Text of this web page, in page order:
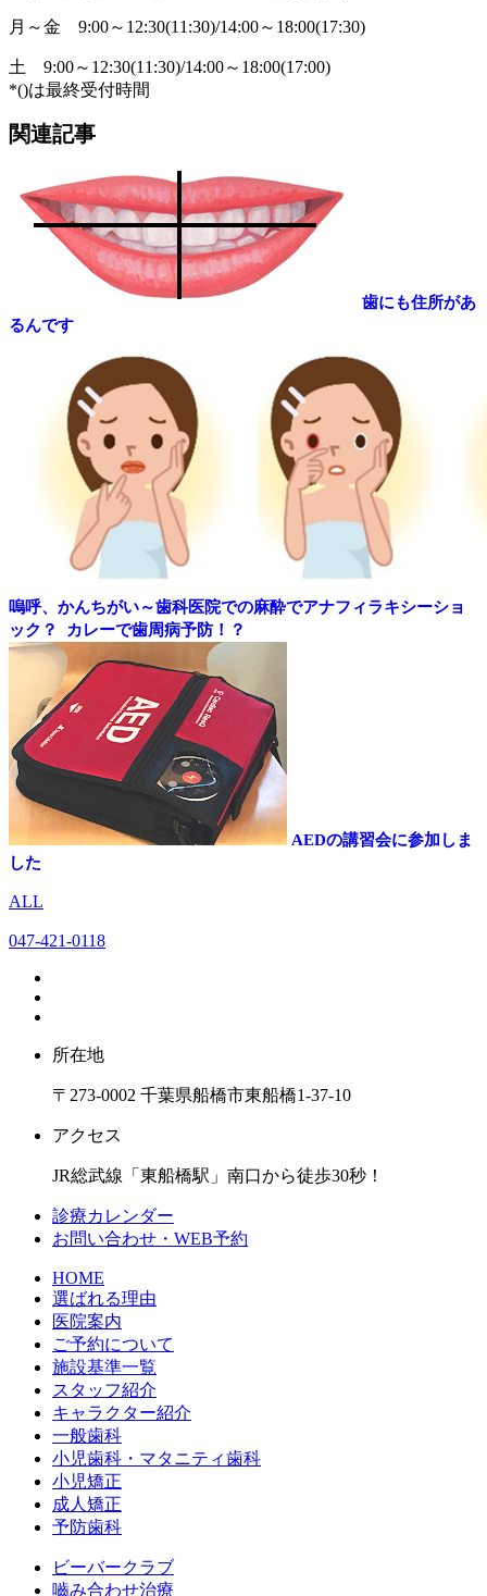
月～金 9:00～12:30(11:30)/14:00～18:00(17:30)
土 9:00～12:30(11:30)/14:00～18:00(17:00)
*()は最終受付時間
関連記事
歯にも住所があ
るんです
嗚呼、かんちがい～歯科医院での麻酔でアナフィラキシーショ
ック？
カレーで歯周病予防！？
AEDの講習会に参加しま
した
ALL
047-421-0118
所在地
〒273-0002 千葉県船橋市東船橋1-37-10
アクセス
JR総武線「東船橋駅」南口から徒歩30秒！
診療カレンダー
お問い合わせ・WEB予約
HOME
選ばれる理由
医院案内
ご予約について
施設基準一覧
スタッフ紹介
キャラクター紹介
一般歯科
小児歯科・マタニティ歯科
小児矯正
成人矯正
予防歯科
ビーバークラブ
嚙み合わせ治療